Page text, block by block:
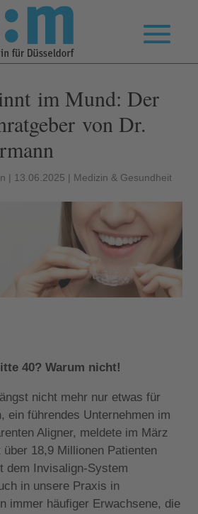
im Mund: Der
von Dr.
| 13.06.2025 | Medizin & Gesundheit
40? Warum nicht!
nicht mehr nur etwas für
ein führendes Unternehmen im
Aligner, meldete im März
18,9 Millionen Patienten
dem Invisalign-System
in unsere Praxis in
immer häufiger Erwachsene, die